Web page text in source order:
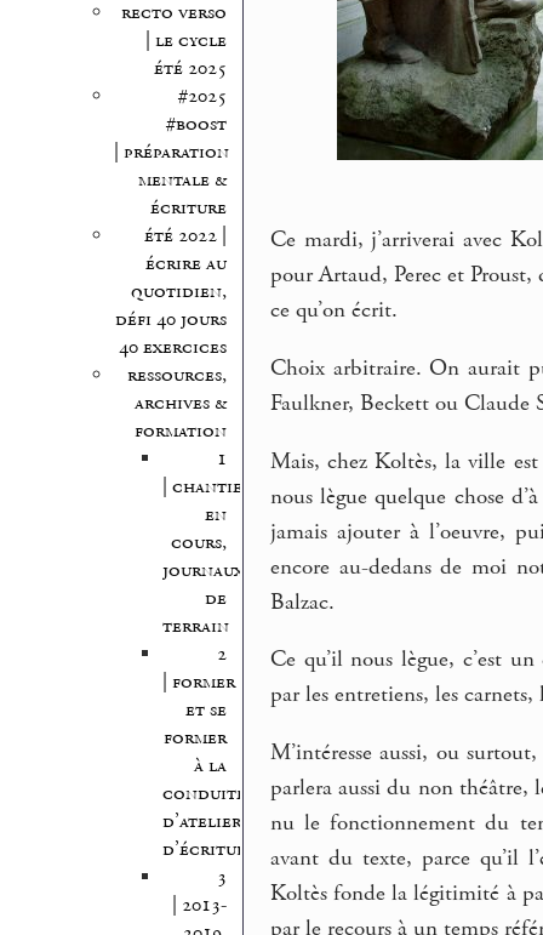
recto verso
| le cycle
été 2025
#2025
#boost
| préparation
mentale &
écriture
été 2022 |
écrire au
quotidien,
défi 40 jours
40 exercices
ressources,
archives &
formation
1
| chantiers
en
cours,
journaux
de
terrain
2
| former
et se
former
à la
conduite
d’atelier
d’écriture
3
| 2013-
Ce mardi, j’arriverai avec
pour Artaud, Perec et
ce qu’on écrit.
Choix arbitraire. On aurait
Faulkner, Beckett ou Claude
Mais, chez Koltès, la ville
nous lègue quelque chose
jamais ajouter à l’oeuvre,
encore au-dedans de moi
Balzac.
Ce qu’il nous lègue, c’est
par les entretiens, les
M’intéresse aussi, ou
parlera aussi du non théâtre,
nu le fonctionnement du
avant du texte, parce qu’il
Koltès fonde la légitimité à
par le recours à un temps